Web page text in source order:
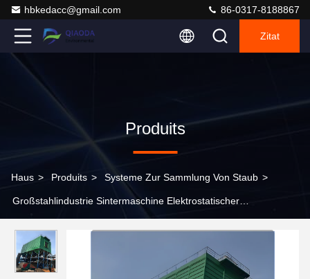
hbkedacc@gmail.com 86-0317-8188867
Zitat
Produits
Haus > Produits > Systeme Zur Sammlung Von Staub >
Großstahlindustrie Sintermaschine Elektrostatischer